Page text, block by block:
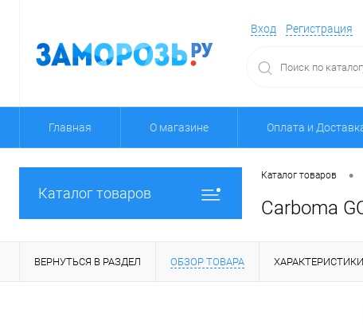
Вход Регистрация
Главная О магазине Оплата и
Каталог товаров
Каталог товаров •
Carboma
ВЕРНУТЬСЯ В РАЗДЕЛ ОБЗОР ТОВАРА ХАРАКТЕРИСТИКИ